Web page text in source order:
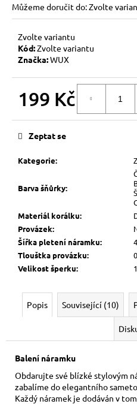
Můžeme doručit do:Zvolte
Zvolte variantu
Kód:Zvolte variantu
Značka:WUX
199 Kč
Kategorie:
Barva šňůrky:
Materiál korálku:
Provázek:
Šířka pletení náramku:
Tlouštka provázku:
Velikost šperku:
Zeptat se
Popis Související (10)
Balení náramku
Obdarujte své blízké stylovým
zabalíme do elegantního
Každý náramek je dodáván v